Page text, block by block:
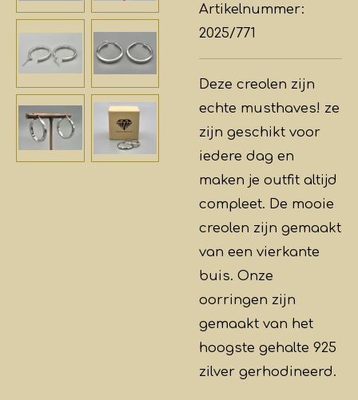
Artikelnummer:
2025/771
Deze creolen zijn
echte musthaves! ze
zijn geschikt voor
iedere dag en
maken je outfit altijd
compleet. De mooie
creolen zijn gemaakt
van een vierkante
buis. Onze
oorringen zijn
gemaakt van het
hoogste gehalte 925
zilver gerhodineerd.